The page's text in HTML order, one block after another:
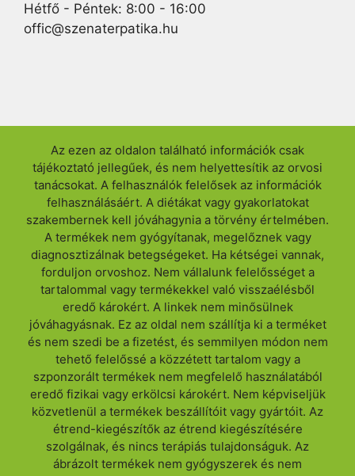
Hétfő - Péntek: 8:00 - 16:00
offic@szenaterpatika.hu
Az ezen az oldalon található információk csak
tájékoztató jellegűek, és nem helyettesítik az orvosi
tanácsokat. A felhasználók felelősek az információk
felhasználásáért. A diétákat vagy gyakorlatokat
szakembernek kell jóváhagynia a törvény értelmében.
A termékek nem gyógyítanak, megelőznek vagy
diagnosztizálnak betegségeket. Ha kétségei vannak,
forduljon orvoshoz. Nem vállalunk felelősséget a
tartalommal vagy termékekkel való visszaélésből
eredő károkért. A linkek nem minősülnek
jóváhagyásnak. Ez az oldal nem szállítja ki a terméket
és nem szedi be a fizetést, és semmilyen módon nem
tehető felelőssé a közzétett tartalom vagy a
szponzorált termékek nem megfelelő használatából
eredő fizikai vagy erkölcsi károkért. Nem képviseljük
közvetlenül a termékek beszállítóit vagy gyártóit. Az
étrend-kiegészítők az étrend kiegészítésére
szolgálnak, és nincs terápiás tulajdonságuk. Az
ábrázolt termékek nem gyógyszerek és nem